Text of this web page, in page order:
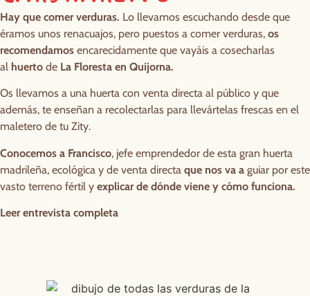
Hay que comer verduras. Lo llevamos escuchando desde que
éramos unos renacuajos, pero puestos a comer verduras, os
recomendamos encarecidamente que vayáis a cosecharlas
al huerto de La Floresta en Quijorna.
Os llevamos a una huerta con venta directa al público y que
además, te enseñan a recolectarlas para llevártelas frescas en el
maletero de tu Zity.
Conocemos a Francisco, jefe emprendedor de esta gran huerta
madrileña, ecológica y de venta directa que nos va a guiar por este
vasto terreno fértil y explicar de dónde viene y cómo funciona.
Leer entrevista completa